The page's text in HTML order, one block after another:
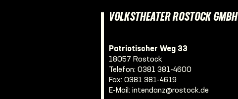
VOLKSTHEATER ROSTOCK GMBH
Patriotischer Weg 33
18057 Rostock
Telefon: 0381 381-4600
Fax: 0381 381-4619
E-Mail: intendanz@rostock.de